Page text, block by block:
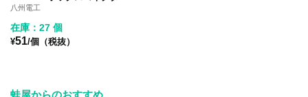
八州電工
在庫：27 個
¥51/個（税抜）
蛙屋からのおすすめ